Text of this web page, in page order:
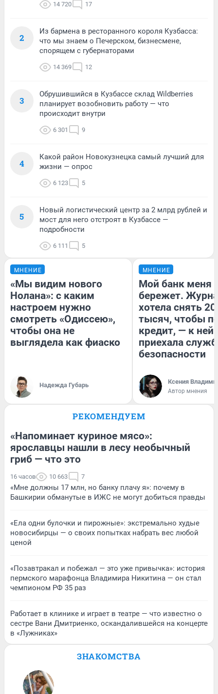
14 720 17
2
Из бармена в ресторанного короля Кузбасса:
что мы знаем о Печерском, бизнесмене,
спорящем с губернаторами
14 369 12
3
Обрушившийся в Кузбассе склад Wildberries
планирует возобновить работу — что
происходит внутри
6 301 9
4
Какой район Новокузнецка самый лучший для
жизни — опрос
6 123 5
5
Новый логистический центр за 2 млрд рублей и
мост для него отстроят в Кузбассе —
подробности
6 111 5
МНЕНИЕ
«Мы видим нового
Нолана»: с каким
настроем нужно
смотреть «Одиссею»,
чтобы она не
выглядела как фиаско
Надежда Губарь
МНЕНИЕ
Мой банк меня
бережет.
хотела снять
тысяч, чтобы
кредит, — к
приехала
безопасности
Ксения
Автор мнения
РЕКОМЕНДУЕМ
«Напоминает куриное мясо»:
ярославцы нашли в лесу необычный
гриб — что это
16 часов 10 663 7
«Мне должны 17 млн, но банку плачу я»: почему в
Башкирии обманутые в ИЖС не могут добиться правды
«Ела одни булочки и пирожные»: экстремально худые
новосибирцы — о своих попытках набрать вес любой
ценой
«Позавтракал и побежал — это уже привычка»: история
пермского марафонца Владимира Никитина — он стал
чемпионом РФ 35 раз
Работает в клинике и играет в театре — что известно о
сестре Вани Дмитриенко, оскандалившейся на концерте
в «Лужниках»
ЗНАКОМСТВА